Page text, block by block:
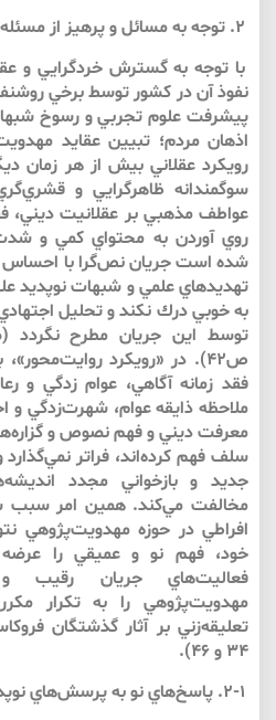
۲. توجه به مسائل و پرهيز از مسئله نماها
با توجه به گسترش خردگرايي و
نفوذ آن در كشور توسط برخي
پيشرفت علوم تجربي و رسوخ
اذهان مردم؛ تبيين عقايد
رويكرد عقلاني بيش از هر زمان
سوگمندانه ظاهرگرايي و
عواطف مذهبي بر عقلانيت ديني،
روي آوردن به محتواي كمي و
شده است جريان نص‌‌گرا با احساس
تهديدهاي علمي و شبهات نوپديد
به خوبي درك نكند و تحليل اجتهادي
ص۴۲). در «رويكرد
فقد زمانه آگاهي، عوام زدگي و
ملاحظه ذايقه عوام، شهرت‌‌زدگي و
معرفت ديني و فهم نصوص و
سلف فهم كرده‌‌اند، فراتر نمي‌‌گذارد
جديد و بازخواني مجدد
مخالفت مي‌‌كند. همين امر سبب
افراطي در حوزه مهدويت‌‌پژوهي
خود، فهم نو و عميقي را
فعاليت‌‌هاي جريان رقيب
مهدويت‌‌پژوهي را به تكرار
۳۴ و ۴۶).
۲-۱. پاسخ‌‌هاي نو به پرسش‌‌هاي نوپديد